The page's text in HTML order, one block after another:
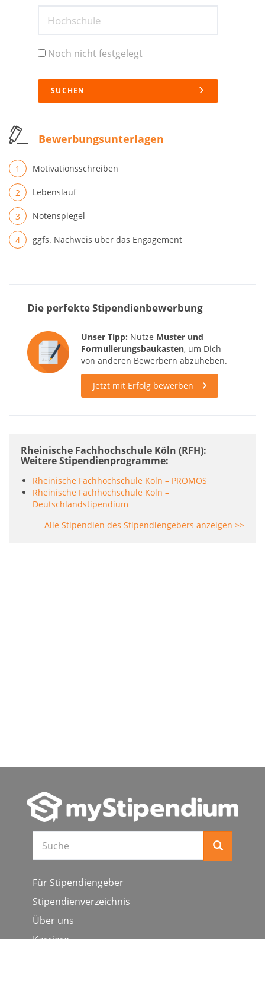
Hochschule
Noch nicht festgelegt
SUCHEN
Bewerbungsunterlagen
Motivationsschreiben
Lebenslauf
Notenspiegel
ggfs. Nachweis über das Engagement
Die perfekte Stipendienbewerbung
Unser Tipp: Nutze Muster und
Formulierungsbaukasten, um Dich
von anderen Bewerbern abzuheben.
Jetzt mit Erfolg bewerben
Rheinische Fachhochschule Köln (RFH):
Weitere Stipendienprogramme
Rheinische Fachhochschule Köln – PROMOS
Rheinische Fachhochschule Köln –
Deutschlandstipendium
Alle Stipendien des Stipendiengebers anzeigen >>
Suche
Für Stipendiengeber
Stipendienverzeichnis
Über uns
Karriere